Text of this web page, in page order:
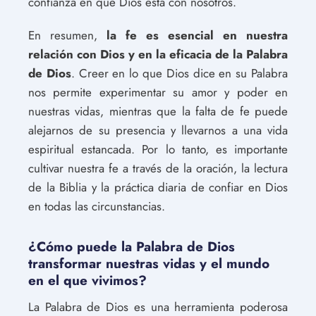
En resumen, la fe es esencial en nuestra
relación con Dios y en la eficacia de la Palabra
de Dios. Creer en lo que Dios dice en su Palabra
nos permite experimentar su amor y poder en
nuestras vidas, mientras que la falta de fe puede
alejarnos de su presencia y llevarnos a una vida
espiritual estancada. Por lo tanto, es importante
cultivar nuestra fe a través de la oración, la lectura
de la Biblia y la práctica diaria de confiar en Dios
en todas las circunstancias.
¿Cómo puede la Palabra de Dios
transformar nuestras vidas y el mundo
en el que vivimos?
La Palabra de Dios es una herramienta poderosa